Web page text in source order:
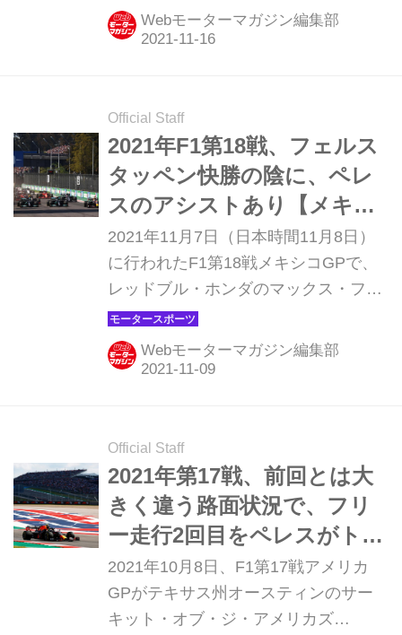
た。優勝はパワーユニット交換で5グ
リッド降格の10番手からスタートした
ッペンはなぜあっさりと敗れたのか。
Webモーターマガジン編集部
Official Staff
2021年F1第18戦、フェルス
タッペン快勝の陰に、ペレ
スのアシストあり【メキシ
コGP】
2021年11月7日（日本時間11月8日）
に行われたF1第18戦メキシコGPで、
レッドブル・ホンダのマックス・フェ
ルスタッペンが優勝を飾った。スター
トで抜け出してから、他を寄せ付ける
ことなく危なげのない快走を見せた
Webモーターマガジン編集部
Official Staff
2021年第17戦、前回とは大
きく違う路面状況で、フリ
ー走行2回目をペレスがトッ
プタイム【アメリカGP】
2021年10月8日、F1第17戦アメリカ
GPがテキサス州オースティンのサー
キット・オブ・ジ・アメリカズ